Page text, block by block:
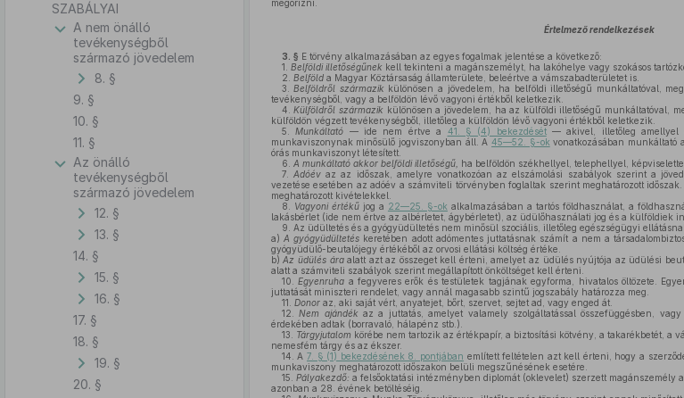
SZABÁLYAI
A nem önálló
tevékenységből
származó jövedelem
8. §
9. §
10. §
11. §
Az önálló
tevékenységből
származó jövedelem
12. §
13. §
14. §
15. §
16. §
17. §
18. §
19. §
20. §
megőrizni.
Értelmező rendelkezések
3. § E törvény alkalmazásában az egyes fogalmak jelentése a következő:
1. Belföldi illetőségűnek kell tekinteni a magánszemélyt, ha lakóhelye vagy szokásos
2. Belfölda Magyar Köztársaság államterülete, beleértve a vámszabadterületet is.
3.
Belföldről származik különösen a jövedelem, ha belföldi illetőségű munkáltatóval,
tevékenységből, vagy a belföldön lévő vagyoni értékből keletkezik.
4.
Külföldről származik különösen a jövedelem, ha az külföldi illetőségű munkáltatóval,
külföldön végzett tevékenységből, illetőleg a külföldön lévő vagyoni értékből keletkezik.
5.
Munkáltató — ide nem értve a 41. § (4) bekezdését— akivel, illetőleg amellyel a
munkaviszonynak minősülő jogviszonyban áll. A45—52. §-ok vonatkozásában munkáltató
órás munkaviszonyt létesített.
6. A munkáltató akkor belföldi illetőségű, ha belföldön székhellyel, telephellyel,
7.
Adóév az az időszak, amelyre vonatkozóan az elszámolási szabályok szerint a
vezetése esetében az adóév a számviteli törvényben foglaltak szerint meghatározott
meghatározott kivételekkel.
8.
Vagyoni értékűjog a 22—25. §-ok alkalmazásában a tartós földhasználat, a
lakásbérlet (ide nem értve az albérletet, ágybérletet), az üdülőhasználati jog és a külföldiek
9. Az üdültetés és a gyógyüdültetés nem minősül szociális, illetőleg egészségügyi
a) A gyógyüdültetés keretében adott adómentes juttatásnak számít a nem a
gyógyüdülő-beutalójegy értékéből az orvosi ellátási költség értéke.
b) Az üdülés áraalatt azt az összeget kell érteni, amelyet az üdülés nyújtója az üdülési
alatt a számviteli szabályok szerint megállapított önköltséget kell érteni.
10.
Egyenruha a fegyveres erők és testületek tagjának egyforma, hivatalos öltözete.
juttatását miniszteri rendelet, vagy annál magasabb szintű jogszabály határozza meg.
11. Donoraz, aki saját vért, anyatejet, bőrt, szervet, sejtet ad, vagy enged át.
12.
Nem ajándék az a juttatás, amelyet valamely szolgáltatással összefüggésben,
érdekében adtak (borravaló, hálapénz stb.).
13.
Tárgyjutalom körébe nem tartozik az értékpapír, a biztosítási kötvény, a takarékbetét,
nemesfém tárgy és az ékszer.
14. A 7. § (1) bekezdésének 8. pontjában említett feltételen azt kell érteni, hogy a
munkaviszony meghatározott időszakon belüli megszűnésének esetére.
15. Pályakezdő: a felsőoktatási intézményben diplomát (oklevelet) szerzett magánszemély
azonban a 28. évének betöltéséig.